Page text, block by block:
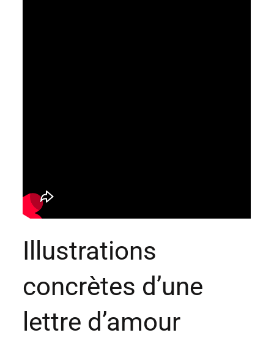
Illustrations
concrètes d’une
lettre d’amour